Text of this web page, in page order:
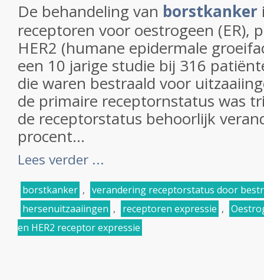
De behandeling van borstkanker
receptoren voor oestrogeen (ER),
HER2 (humane epidermale
een 10 jarige studie bij 316
die waren bestraald voor
de primaire receptornstatus was
de receptorstatus behoorlijk
procent...
Lees verder ...
borstkanker , verandering receptorstatus door
hersenuitzaaiingen , receptoren expressie ,
en HER2 receptor expressie